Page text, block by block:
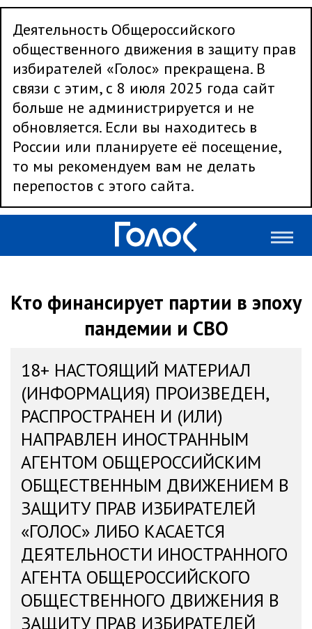
Деятельность Общероссийского
общественного движения в защиту прав
избирателей «Голос» прекращена. В
связи с этим, с 8 июля 2025 года сайт
больше не администрируется и не
обновляется. Если вы находитесь в
России или планируете её посещение,
то мы рекомендуем вам не делать
перепостов с этого сайта.
Кто финансирует партии в эпоху
пандемии и СВО
18+ НАСТОЯЩИЙ МАТЕРИАЛ
(ИНФОРМАЦИЯ) ПРОИЗВЕДЕН,
РАСПРОСТРАНЕН И (ИЛИ)
НАПРАВЛЕН ИНОСТРАННЫМ
АГЕНТОМ ОБЩЕРОССИЙСКИМ
ОБЩЕСТВЕННЫМ ДВИЖЕНИЕМ В
ЗАЩИТУ ПРАВ ИЗБИРАТЕЛЕЙ
«ГОЛОС» ЛИБО КАСАЕТСЯ
ДЕЯТЕЛЬНОСТИ ИНОСТРАННОГО
АГЕНТА ОБЩЕРОССИЙСКОГО
ОБЩЕСТВЕННОГО ДВИЖЕНИЯ В
ЗАЩИТУ ПРАВ ИЗБИРАТЕЛЕЙ